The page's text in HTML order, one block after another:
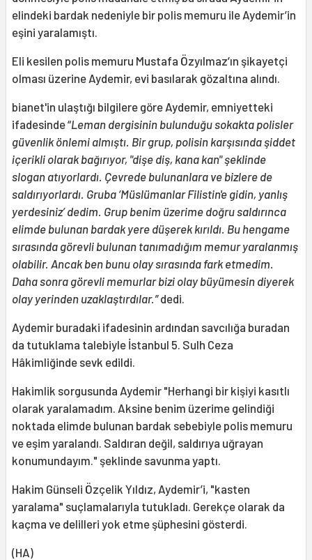
elindeki bardak nedeniyle bir polis memuru ile Aydemir’in
eşini yaralamıştı.
Eli kesilen polis memuru Mustafa Özyılmaz’ın şikayetçi
olması üzerine Aydemir, evi basılarak gözaltına alındı.
bianet'in ulaştığı bilgilere göre Aydemir, emniyetteki
ifadesinde “Leman dergisinin bulunduğu sokakta polisler
güvenlik önlemi almıştı. Bir grup, polisin karşısında şiddet
içerikli olarak bağırıyor, "dişe diş, kana kan" şeklinde
slogan atıyorlardı. Çevrede bulunanlara ve bizlere de
saldırıyorlardı. Gruba ‘Müslümanlar Filistin'e gidin, yanlış
yerdesiniz’ dedim. Grup benim üzerime doğru saldırınca
elimde bulunan bardak yere düşerek kırıldı. Bu hengame
sırasında görevli bulunan tanımadığım memur yaralanmış
olabilir. Ancak ben bunu olay sırasında fark etmedim.
Daha sonra görevli memurlar bizi olay büyümesin diyerek
olay yerinden uzaklaştırdılar.”dedi.
Aydemir buradaki ifadesinin ardından savcılığa buradan
da tutuklama talebiyle İstanbul 5. Sulh Ceza
Hâkimliğinde sevk edildi.
Hakimlik sorgusunda Aydemir "Herhangi bir kişiyi kasıtlı
olarak yaralamadım. Aksine benim üzerime gelindiği
noktada elimde bulunan bardak sebebiyle polis memuru
ve eşim yaralandı. Saldıran değil, saldırıya uğrayan
konumundayım." şeklinde savunma yaptı.
Hakim Günseli Özçelik Yıldız, Aydemir’i, "kasten
yaralama" suçlamalarıyla tutukladı. Gerekçe olarak da
kaçma ve delilleri yok etme şüphesini gösterdi.
(HA)